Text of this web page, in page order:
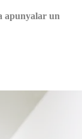
apunyalar un